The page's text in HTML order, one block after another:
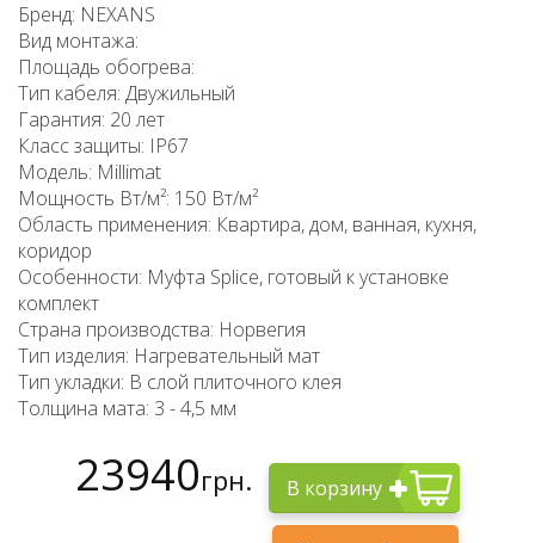
Бренд: NEXANS
Вид монтажа:
Площадь обогрева:
Тип кабеля: Двужильный
Гарантия: 20 лет
Класс защиты: IP67
Модель: Millimat
Мощность Вт/м²: 150 Вт/м²
Область применения: Квартира, дом, ванная, кухня,
коридор
Особенности: Муфта Splice, готовый к установке
комплект
Страна производства: Норвегия
Тип изделия: Нагревательный мат
Тип укладки: В слой плиточного клея
Толщина мата: 3 - 4,5 мм
23940грн. В корзину